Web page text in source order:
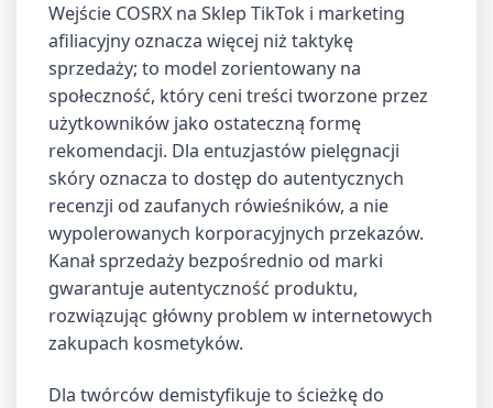
Wejście COSRX na Sklep TikTok i marketing
afiliacyjny oznacza więcej niż taktykę
sprzedaży; to model zorientowany na
społeczność, który ceni treści tworzone przez
użytkowników jako ostateczną formę
rekomendacji. Dla entuzjastów pielęgnacji
skóry oznacza to dostęp do autentycznych
recenzji od zaufanych rówieśników, a nie
wypolerowanych korporacyjnych przekazów.
Kanał sprzedaży bezpośrednio od marki
gwarantuje autentyczność produktu,
rozwiązując główny problem w internetowych
zakupach kosmetyków.
Dla twórców demistyfikuje to ścieżkę do